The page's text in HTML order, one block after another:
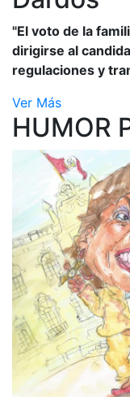
"El voto de la
dirigirse al
regulaciones y
Ver Más
HUMOR